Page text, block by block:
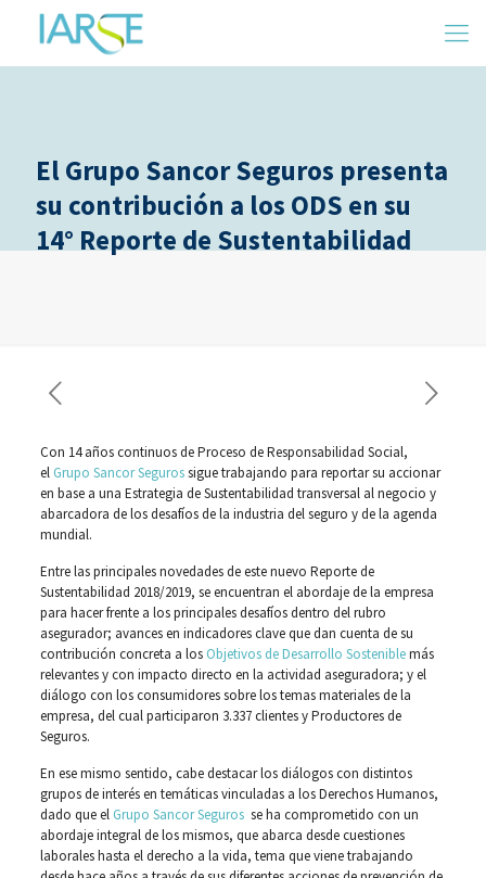
El Grupo Sancor Seguros presenta
su contribución a los ODS en su
14° Reporte de Sustentabilidad
Con 14 años continuos de Proceso de Responsabilidad Social,
el Grupo Sancor Segurossigue trabajando para reportar su accionar
en base a una Estrategia de Sustentabilidad transversal al negocio y
abarcadora de los desafíos de la industria del seguro y de la agenda
mundial.
Entre las principales novedades de este nuevo Reporte de
Sustentabilidad 2018/2019, se encuentran el abordaje de la empresa
para hacer frente a los principales desafíos dentro del rubro
asegurador; avances en indicadores clave que dan cuenta de su
contribución concreta a los Objetivos de Desarrollo Sosteniblemás
relevantes y con impacto directo en la actividad aseguradora; y el
diálogo con los consumidores sobre los temas materiales de la
empresa, del cual participaron 3.337 clientes y Productores de
Seguros.
En ese mismo sentido, cabe destacar los diálogos con distintos
grupos de interés en temáticas vinculadas a los Derechos Humanos,
dado que el Grupo Sancor Segurosse ha comprometido con un
abordaje integral de los mismos, que abarca desde cuestiones
laborales hasta el derecho a la vida, tema que viene trabajando